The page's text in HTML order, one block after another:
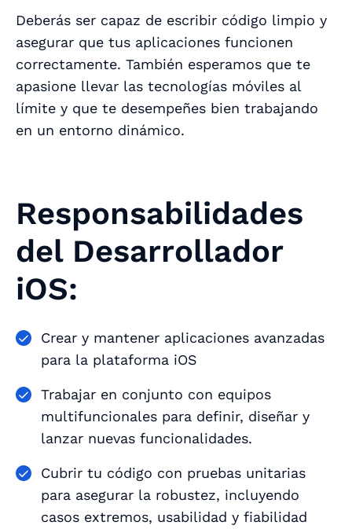
Deberás ser capaz de escribir código limpio y
asegurar que tus aplicaciones funcionen
correctamente. También esperamos que te
apasione llevar las tecnologías móviles al
límite y que te desempeñes bien trabajando
en un entorno dinámico.
Responsabilidades
del Desarrollador
iOS:
Crear y mantener aplicaciones avanzadas
para la plataforma iOS
Trabajar en conjunto con equipos
multifuncionales para definir, diseñar y
lanzar nuevas funcionalidades.
Cubrir tu código con pruebas unitarias
para asegurar la robustez, incluyendo
casos extremos, usabilidad y fiabilidad